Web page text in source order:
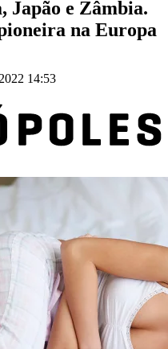
Japão e Zâmbia.
na Europa
14:53